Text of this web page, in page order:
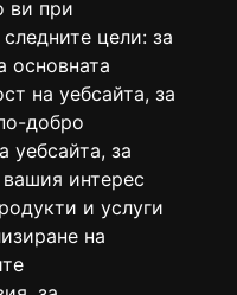
ви при
цели: за
основната
на уебсайта, за
добро
уебсайта, за
интерес
и услуги
на